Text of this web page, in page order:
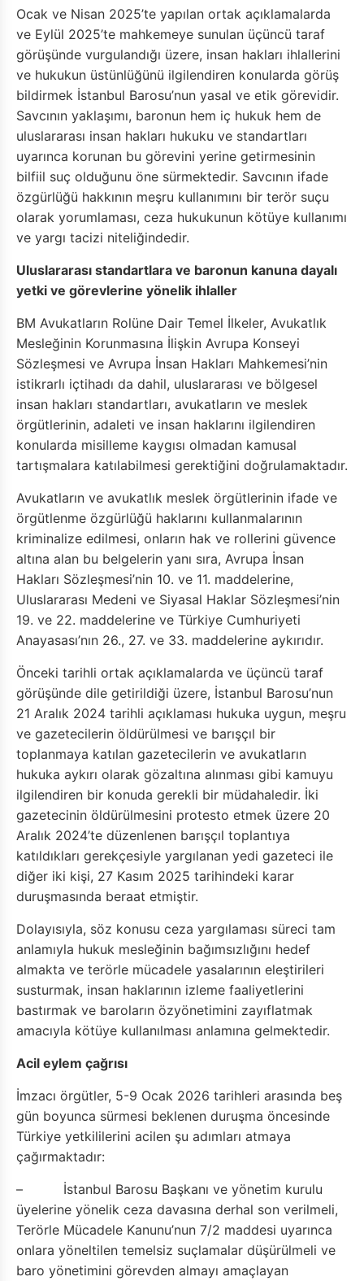
Ocak ve Nisan 2025’te yapılan ortak açıklamalarda
ve Eylül 2025’te mahkemeye sunulan üçüncü taraf
görüşünde vurgulandığı üzere, insan hakları ihlallerini
ve hukukun üstünlüğünü ilgilendiren konularda görüş
bildirmek İstanbul Barosu’nun yasal ve etik görevidir.
Savcının yaklaşımı, baronun hem iç hukuk hem de
uluslararası insan hakları hukuku ve standartları
uyarınca korunan bu görevini yerine getirmesinin
bilfiil suç olduğunu öne sürmektedir. Savcının ifade
özgürlüğü hakkının meşru kullanımını bir terör suçu
olarak yorumlaması, ceza hukukunun kötüye kullanımı
ve yargı tacizi niteliğindedir.
Uluslararası standartlara ve baronun kanuna dayalı
yetki ve görevlerine yönelik ihlaller
BM Avukatların Rolüne Dair Temel İlkeler, Avukatlık
Mesleğinin Korunmasına İlişkin Avrupa Konseyi
Sözleşmesi ve Avrupa İnsan Hakları Mahkemesi’nin
istikrarlı içtihadı da dahil, uluslararası ve bölgesel
insan hakları standartları, avukatların ve meslek
örgütlerinin, adaleti ve insan haklarını ilgilendiren
konularda misilleme kaygısı olmadan kamusal
tartışmalara katılabilmesi gerektiğini doğrulamaktadır.
Avukatların ve avukatlık meslek örgütlerinin ifade ve
örgütlenme özgürlüğü haklarını kullanmalarının
kriminalize edilmesi, onların hak ve rollerini güvence
altına alan bu belgelerin yanı sıra, Avrupa İnsan
Hakları Sözleşmesi’nin 10. ve 11. maddelerine,
Uluslararası Medeni ve Siyasal Haklar Sözleşmesi’nin
19. ve 22. maddelerine ve Türkiye Cumhuriyeti
Anayasası’nın 26., 27. ve 33. maddelerine aykırıdır.
Önceki tarihli ortak açıklamalarda ve üçüncü taraf
görüşünde dile getirildiği üzere, İstanbul Barosu’nun
21 Aralık 2024 tarihli açıklaması hukuka uygun, meşru
ve gazetecilerin öldürülmesi ve barışçıl bir
toplanmaya katılan gazetecilerin ve avukatların
hukuka aykırı olarak gözaltına alınması gibi kamuyu
ilgilendiren bir konuda gerekli bir müdahaledir. İki
gazetecinin öldürülmesini protesto etmek üzere 20
Aralık 2024’te düzenlenen barışçıl toplantıya
katıldıkları gerekçesiyle yargılanan yedi gazeteci ile
diğer iki kişi, 27 Kasım 2025 tarihindeki karar
duruşmasında beraat etmiştir.
Dolayısıyla, söz konusu ceza yargılaması süreci tam
anlamıyla hukuk mesleğinin bağımsızlığını hedef
almakta ve terörle mücadele yasalarının eleştirileri
susturmak, insan haklarının izleme faaliyetlerini
bastırmak ve baroların özyönetimini zayıflatmak
amacıyla kötüye kullanılması anlamına gelmektedir.
Acil eylem çağrısı
İmzacı örgütler, 5-9 Ocak 2026 tarihleri arasında beş
gün boyunca sürmesi beklenen duruşma öncesinde
Türkiye yetkililerini acilen şu adımları atmaya
çağırmaktadır:
– İstanbul Barosu Başkanı ve yönetim kurulu
üyelerine yönelik ceza davasına derhal son verilmeli,
Terörle Mücadele Kanunu’nun 7/2 maddesi uyarınca
onlara yöneltilen temelsiz suçlamalar düşürülmeli ve
baro yönetimini görevden almayı amaçlayan